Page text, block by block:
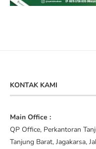
KONTAK KAMI
Main Office :
QP Office, Perkantoran
Tanjung Barat, Jagakarsa,